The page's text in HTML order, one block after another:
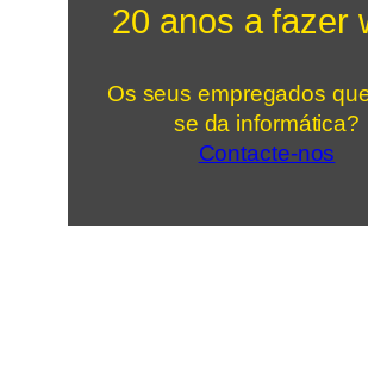
20 anos a fazer
Os seus empregados
se da informática?
Contacte-nos